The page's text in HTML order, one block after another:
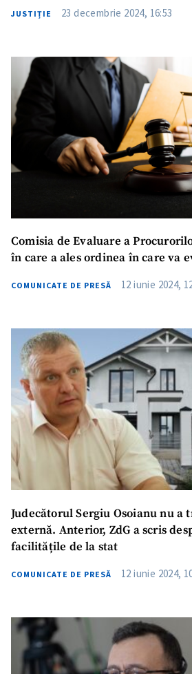
JUSTIȚIE 23 decembrie 2024, 16:53
Comisia de Evaluare a
în care a ales ordinea în care va
COMUNICATE DE PRESĂ 12 iunie 2024,
Judecătorul Sergiu Osoianu nu a
externă. Anterior, ZdG a scris
facilitățile de la stat
COMUNICATE DE PRESĂ 12 iunie 2024,